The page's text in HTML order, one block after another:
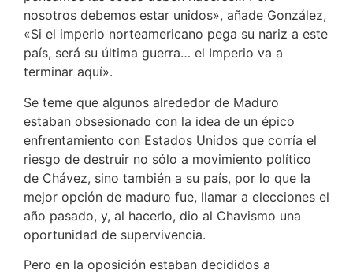
nosotros debemos estar unidos», añade González,
«Si el imperio norteamericano pega su nariz a este
país, será su última guerra… el Imperio va a
terminar aquí».
Se teme que algunos alrededor de Maduro
estaban obsesionado con la idea de un épico
enfrentamiento con Estados Unidos que corría el
riesgo de destruir no sólo a movimiento político
de Chávez, sino también a su país, por lo que la
mejor opción de maduro fue, llamar a elecciones el
año pasado, y, al hacerlo, dio al Chavismo una
oportunidad de supervivencia.
Pero en la oposición estaban decididos a